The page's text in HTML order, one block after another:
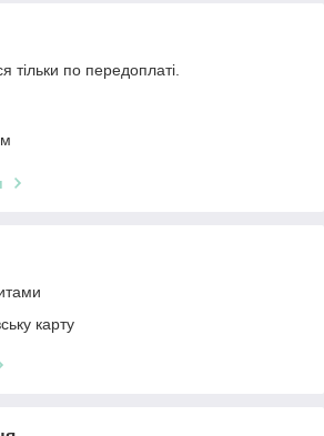
тільки по передоплаті.
карту